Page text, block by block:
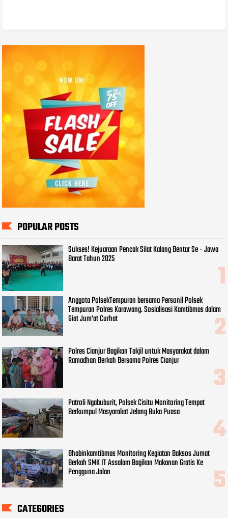
POPULAR POSTS
Sukses! Kejuaraan Pencak Silat Kalang Bentar Se - Jawa
Barat Tahun 2025
Anggota PolsekTempuran bersama Personil Polsek
Tempuran Polres Karawang. Sosialisasi Kamtibmas dalam
Giat Jum'at Curhat
Polres Cianjur Bagikan Takjil untuk Masyarakat dalam
Ramadhan Berkah Bersama Polres Cianjur
Patroli Ngabuburit, Polsek Cisitu Monitoring Tempat
Berkumpul Masyarakat Jelang Buka Puasa
Bhabinkamtibmas Monitoring Kegiatan Baksos Jumat
Berkah SMK IT Assalam Bagikan Makanan Gratis Ke
Pengguna Jalan
CATEGORIES